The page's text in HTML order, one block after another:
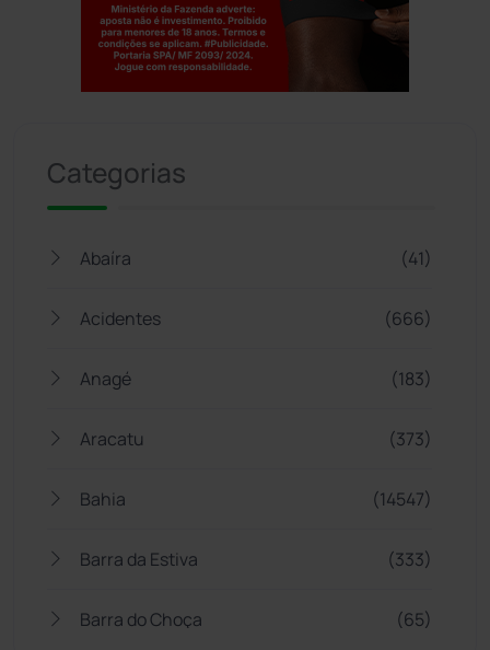
Categorias
Abaíra (41)
Acidentes (666)
Anagé (183)
Aracatu (373)
Bahia (14547)
Barra da Estiva (333)
Barra do Choça (65)